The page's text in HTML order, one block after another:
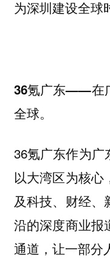
为深圳建设全球
36氪广东——在
全球。
36氪广东作为广
以大湾区为核心
及科技、财经、
沿的深度商业报
通道，让一部分